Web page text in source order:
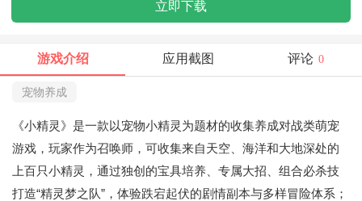
立即下载
游戏介绍 应用截图 评论 0
宠物养成
《小精灵》是一款以宠物小精灵为题材的收集养成对战类萌宠
游戏，玩家作为召唤师，可收集来自天空、海洋和大地深处的
上百只小精灵，通过独创的宝具培养、专属大招、组合必杀技
打造“精灵梦之队”，体验跌宕起伏的剧情副本与多样冒险体系；